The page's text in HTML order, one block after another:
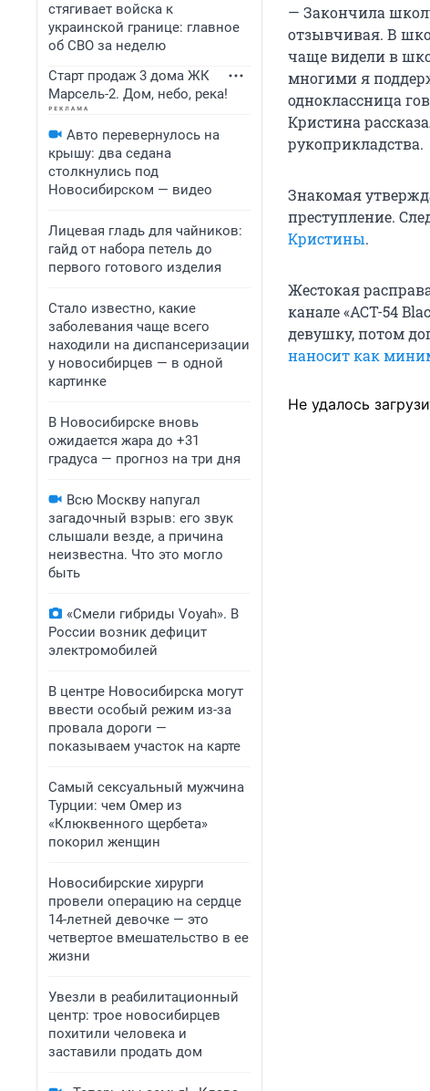
стягивает войска к
украинской границе: главное
об СВО за неделю
Старт продаж 3 дома ЖК
Марсель-2. Дом, небо, река!
Авто перевернулось на
крышу: два седана
столкнулись под
Новосибирском — видео
Лицевая гладь для чайников:
гайд от набора петель до
первого готового изделия
Стало известно, какие
заболевания чаще всего
находили на диспансеризации
у новосибирцев — в одной
картинке
В Новосибирске вновь
ожидается жара до +31
градуса — прогноз на три дня
Всю Москву напугал
загадочный взрыв: его звук
слышали везде, а причина
неизвестна. Что это могло
быть
«Смели гибриды Voyah». В
России возник дефицит
электромобилей
В центре Новосибирска могут
ввести особый режим из-за
провала дороги —
показываем участок на карте
Самый сексуальный мужчина
Турции: чем Омер из
«Клюквенного щербета»
покорил женщин
Новосибирские хирурги
провели операцию на сердце
14-летней девочке — это
четвертое вмешательство в ее
жизни
Увезли в реабилитационный
центр: трое новосибирцев
похитили человека и
заставили продать дом
— Закончила
отзывчивая. В
чаще видели в
многими я
одноклассница
Кристина
рукоприкладства.
Знакомая
преступление.
Кристины.
Жестокая
канале «АСТ-54
девушку, потом
наносит как
Не удалось